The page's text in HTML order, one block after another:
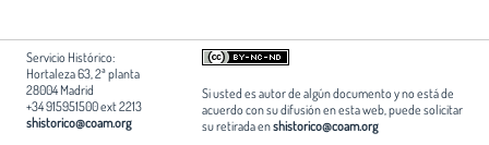
Servicio Histórico:
Hortaleza 63, 2ª planta
28004 Madrid
+34 915951500 ext 2213
shistorico@coam.org
Si usted es autor de algún documento y no está de
acuerdo con su difusión en esta web, puede solicitar
su retirada enshistorico@coam.org